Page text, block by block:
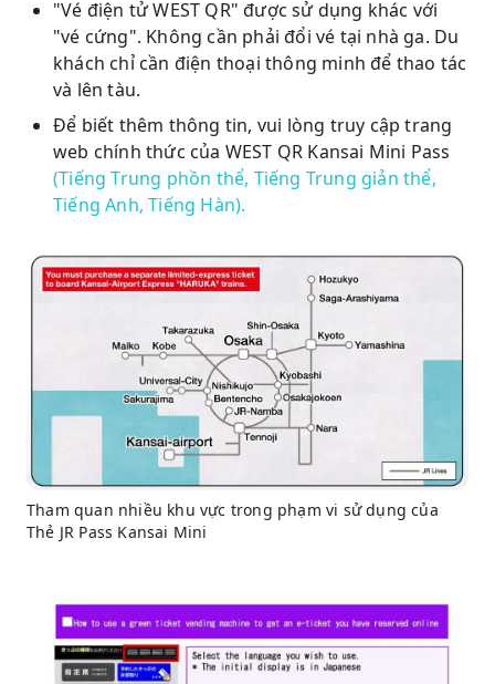
"Vé điện tử WEST QR" được sử dụng khác với
"vé cứng". Không cần phải đổi vé tại nhà ga. Du
khách chỉ cần điện thoại thông minh để thao tác
và lên tàu.
Để biết thêm thông tin, vui lòng truy cập trang
web chính thức của WEST QR Kansai Mini Pass
(Tiếng Trung phồn thể, Tiếng Trung giản thể,
Tiếng Anh, Tiếng Hàn).
Tham quan nhiều khu vực trong phạm vi sử dụng của
Thẻ JR Pass Kansai Mini